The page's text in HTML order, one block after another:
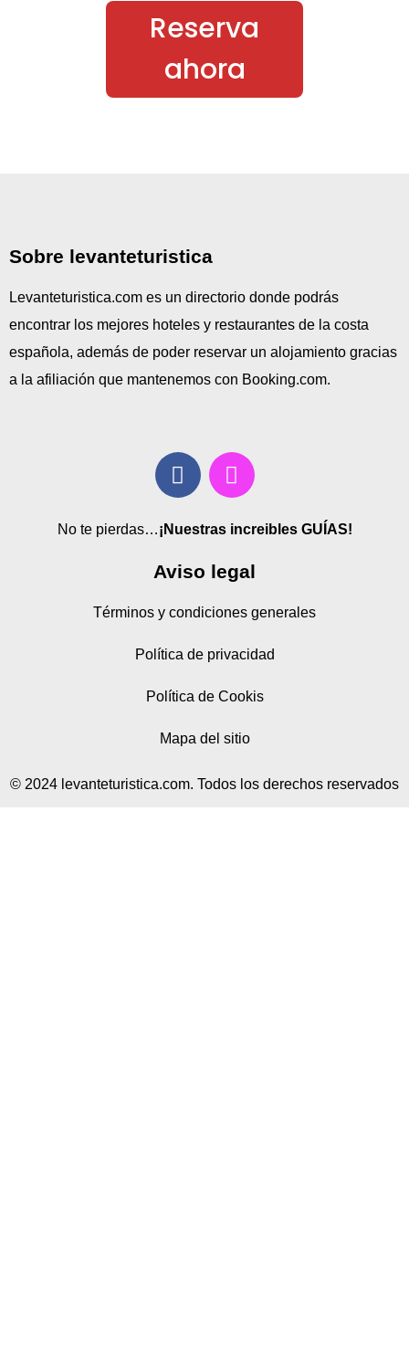
Reserva
ahora
Sobre levanteturistica
Levanteturistica.com es un directorio donde podrás
encontrar los mejores hoteles y restaurantes de la costa
española, además de poder reservar un alojamiento gracias
a la afiliación que mantenemos con Booking.com.
No te pierdas…¡Nuestras increibles GUÍAS!
Aviso legal
Términos y condiciones generales
Política de privacidad
Política de Cookis
Mapa del sitio
© 2024 levanteturistica.com. Todos los derechos reservados